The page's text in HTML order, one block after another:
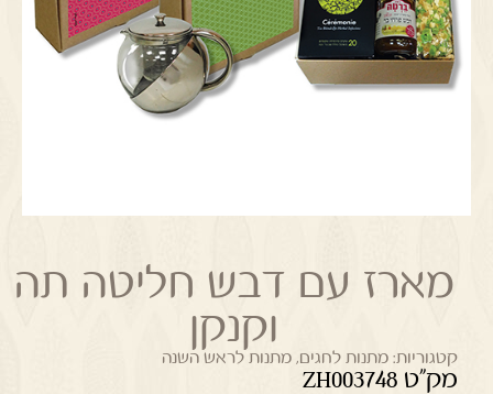
מארז עם דבש חליטה תה
וקנקן
קטגוריות: מתנות לחגים,מתנות לראש השנה
מק"ט ZH003748